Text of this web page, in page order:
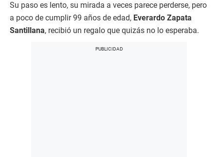
Su paso es lento, su mirada a veces parece perderse, pero
a poco de cumplir 99 años de edad, Everardo Zapata
Santillana, recibió un regalo que quizás no lo esperaba.